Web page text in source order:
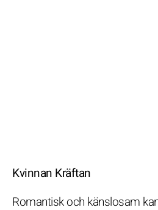
Kvinnan Kräftan
Romantisk och känslosam